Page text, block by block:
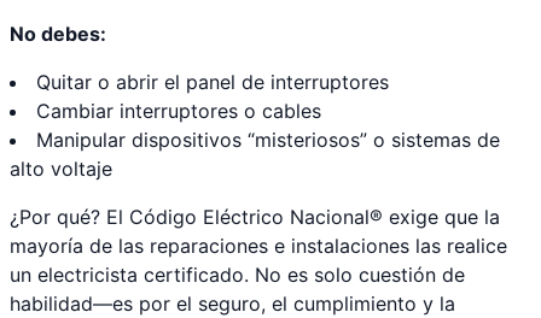
No debes:
Quitar o abrir el panel de interruptores
Cambiar interruptores o cables
Manipular dispositivos “misteriosos” o sistemas de
alto voltaje
¿Por qué? El Código Eléctrico Nacional® exige que la
mayoría de las reparaciones e instalaciones las realice
un electricista certificado. No es solo cuestión de
habilidad—es por el seguro, el cumplimiento y la